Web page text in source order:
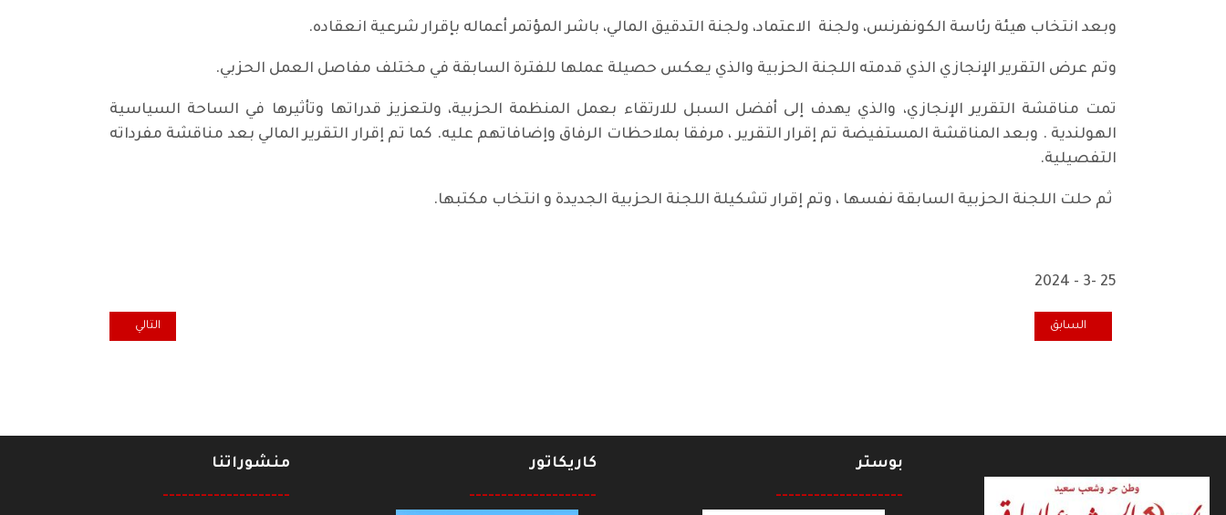
وبعد انتخاب هيئة رئاسة الكونفرنس، ولجنة الاعتماد، ولجنة التدقيق المالي، باشر المؤتمر أعماله بإقرار شرعية انعقاده.
وتم عرض التقرير الإنجازي الذي قدمته اللجنة الحزبية والذي يعكس حصيلة عملها للفترة السابقة في مختلف مفاصل العمل الحزبي.
تمت مناقشة التقرير الإنجازي، والذي يهدف إلى أفضل السبل للارتقاء بعمل المنظمة الحزبية، ولتعزيز قدراتها وتأثيرها في الساحة السياسية
الهولندية . وبعد المناقشة المستفيضة تم إقرار التقرير ، مرفقا بملاحظات الرفاق وإضافاتهم عليه. كما تم إقرار التقرير المالي بعد مناقشة مفرداته
التفصيلية.
ثم حلت اللجنة الحزبية السابقة نفسها ، وتم إقرار تشكيلة اللجنة الحزبية الجديدة و انتخاب مكتبها.
25 -3 - 2024
المقال السابق: تسعون عاماً من السِفر المجيد....وما تزال البيارق الحمراء ترفرف رغم كل الصعاب !
السابق المقال التالي: حزب الشعب
التالي
بوستر
--------------------
كاريكاتور
--------------------
منشوراتنا
--------------------